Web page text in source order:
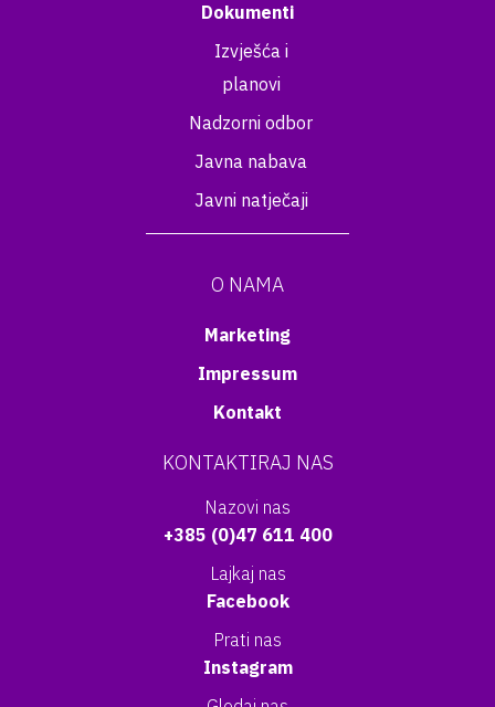
Dokumenti
Izvješća i
planovi
Nadzorni odbor
Javna nabava
Javni natječaji
O NAMA
Marketing
Impressum
Kontakt
KONTAKTIRAJ NAS
Nazovi nas
+385 (0)47 611 400
Lajkaj nas
Facebook
Prati nas
Instagram